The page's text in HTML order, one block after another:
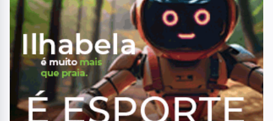
Home/Ocorrências/
Capotamento no Jd. Morumbi assusta moradores nesta tarde